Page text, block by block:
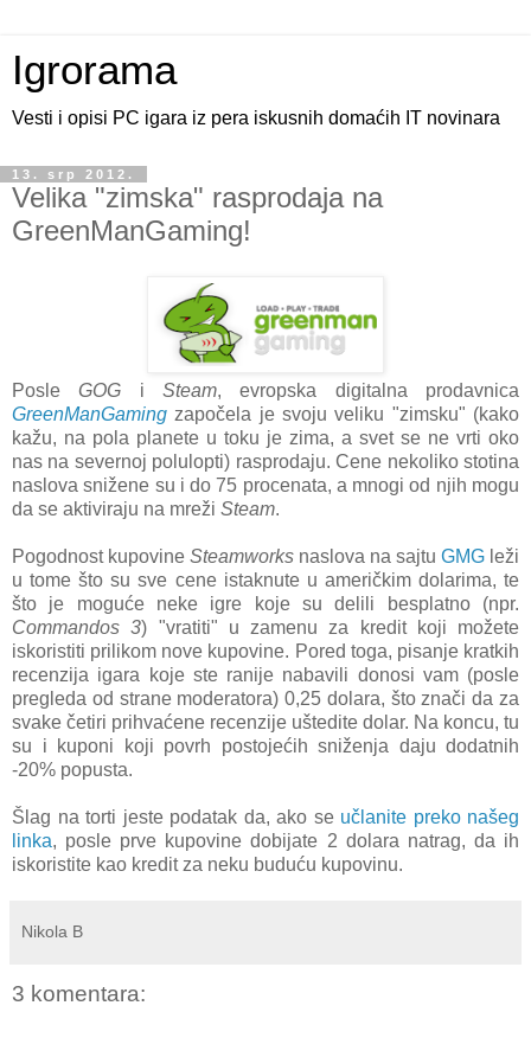
Igrorama
Vesti i opisi PC igara iz pera iskusnih domaćih IT novinara
13. srp 2012.
Velika "zimska" rasprodaja na
GreenManGaming!
PosleGOG iSteam, evropska digitalna prodavnica
GreenManGaming započela je svoju veliku "zimsku" (kako
kažu, na pola planete u toku je zima, a svet se ne vrti oko
nas na severnoj polulopti) rasprodaju. Cene nekoliko stotina
naslova snižene su i do 75 procenata, a mnogi od njih mogu
da se aktiviraju na mreži Steam.
Pogodnost kupovine Steamworks naslova na sajtu GMG leži
u tome što su sve cene istaknute u američkim dolarima, te
što je moguće neke igre koje su delili besplatno (npr.
Commandos 3) "vratiti" u zamenu za kredit koji možete
iskoristiti prilikom nove kupovine. Pored toga, pisanje kratkih
recenzija igara koje ste ranije nabavili donosi vam (posle
pregleda od strane moderatora) 0,25 dolara, što znači da za
svake četiri prihvaćene recenzije uštedite dolar. Na koncu, tu
su i kuponi koji povrh postojećih sniženja daju dodatnih
-20% popusta.
Šlag na torti jeste podatak da, ako se učlanite preko našeg
linka, posle prve kupovine dobijate 2 dolara natrag, da ih
iskoristite kao kredit za neku buduću kupovinu.
Nikola B
3 komentara: